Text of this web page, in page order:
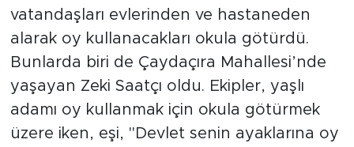
vatandaşları evlerinden ve hastaneden
alarak oy kullanacakları okula götürdü.
Bunlarda biri de Çaydaçıra Mahallesi’nde
yaşayan Zeki Saatçı oldu. Ekipler, yaşlı
adamı oy kullanmak için okula götürmek
üzere iken, eşi, "Devlet senin ayaklarına oy